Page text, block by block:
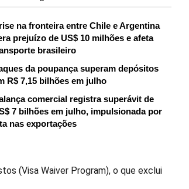
na fronteira entre Chile e Argentina
prejuízo de US$ 10 milhões e afeta
brasileiro
da poupança superam depósitos
R$ 7,15 bilhões em julho
comercial registra superávit de
7 bilhões em julho, impulsionada por
nas exportações
(Visa Waiver Program), o que exclui